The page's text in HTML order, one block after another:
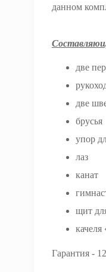
данном
две
две
брусья
упор
лаз
канат
щит
качеля
Гарантия -